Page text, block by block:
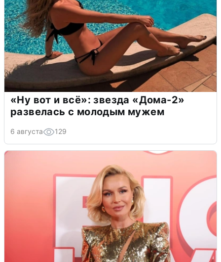
«Ну вот и всё»: звезда «Дома-2»
развелась с молодым мужем
6 августа 129